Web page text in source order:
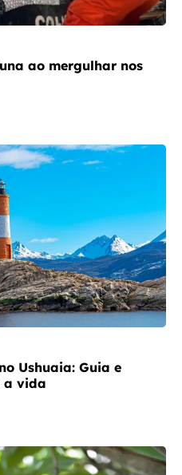
ao mergulhar nos
Ushuaia: Guia e
a vida